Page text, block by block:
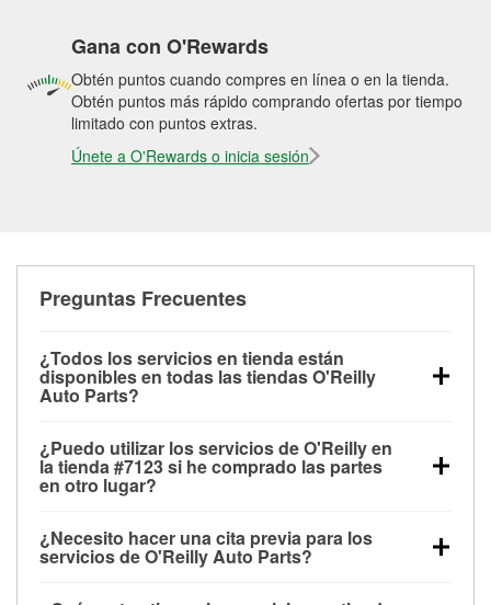
Gana con O'Rewards
Obtén puntos cuando compres en línea o en la tienda.
Obtén puntos más rápido comprando ofertas por tiempo
limitado con puntos extras.
Únete a O'Rewards o inicia sesión
Preguntas Frecuentes
¿Todos los servicios en tienda están
disponibles en todas las tiendas O'Reilly
Auto Parts?
las pruebas de batería, pruebas de alternador y
motor de arranque, revisión de la luz “Check Engine”
con O'Reilly VeriScan® e instalación de
limpiaparabrisas o bombillas, están disponibles en
todas las tiendas O'Reilly Auto Parts. La tienda
¿Puedo utilizar los servicios de O'Reilly en
la tienda #7123 si he comprado las partes
en otro lugar?
de O'Reilly Auto Parts que estén disponibles en la
tienda #7123 de Wichita, KS aunque hayas
¿Necesito hacer una cita previa para los
servicios de O'Reilly Auto Parts?